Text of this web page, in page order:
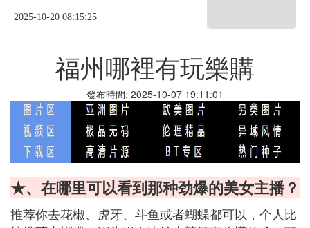
2025-10-20 08:15:25
福州哪裡有玩樂購
發布時間: 2025-10-07 19:11:01
★、在哪里可以看到那种劲爆的美女主播？
推荐你去花椒、虎牙、斗鱼或者蝴蝶都可以，个人比